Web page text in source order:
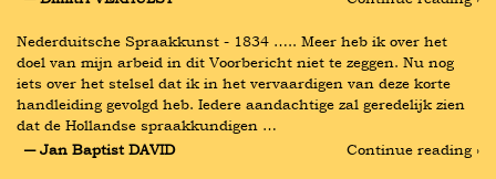
Nederduitsche Spraakkunst - 1834 ….. Meer heb ik over het
doel van mijn arbeid in dit Voorbericht niet te zeggen. Nu nog
iets over het stelsel dat ik in het vervaardigen van deze korte
handleiding gevolgd heb. Iedere aandachtige zal geredelijk zien
dat de Hollandse spraakkundigen …
― Jan Baptist DAVID
Continue reading ›